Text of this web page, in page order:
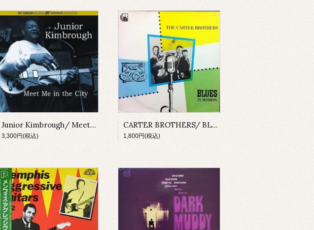
Junior Kimbrough/ Meet Me in the City(LP)
3,300円(税込)
CARTER BROTHERS/ BLUES IN SESSION(LP)
1,800円(税込)